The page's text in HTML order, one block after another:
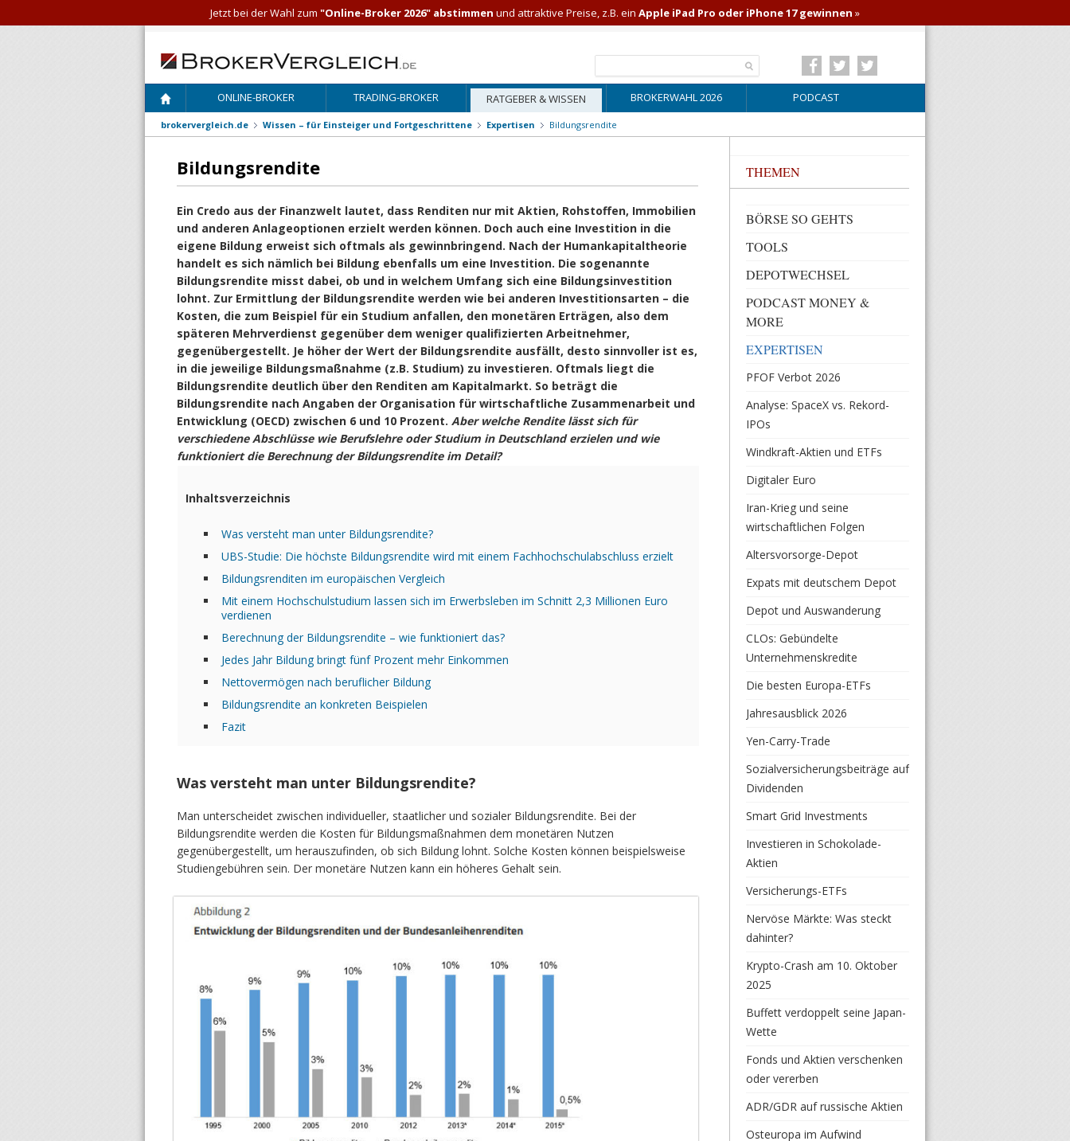
ONLINE-BROKER TRADING-BROKER RATGEBER & WISSEN BROKERWAHL 2026 PODCAST
brokervergleich.de Wissen – für Einsteiger und Fortgeschrittene Expertisen Bildungsrendite
THEMEN
BÖRSE SO GEHTS
TOOLS
DEPOTWECHSEL
PODCAST MONEY &
MORE
EXPERTISEN
PFOF Verbot 2026
Analyse: SpaceX vs. Rekord-
IPOs
Windkraft-Aktien und ETFs
Digitaler Euro
Iran-Krieg und seine
wirtschaftlichen Folgen
Altersvorsorge-Depot
Expats mit deutschem Depot
Depot und Auswanderung
CLOs: Gebündelte
Unternehmenskredite
Die besten Europa-ETFs
Jahresausblick 2026
Yen-Carry-Trade
Sozialversicherungsbeiträge auf
Dividenden
Smart Grid Investments
Investieren in Schokolade-
Aktien
Versicherungs-ETFs
Nervöse Märkte: Was steckt
dahinter?
Krypto-Crash am 10. Oktober
2025
Buffett verdoppelt seine Japan-
Wette
Fonds und Aktien verschenken
oder vererben
ADR/GDR auf russische Aktien
Osteuropa im Aufwind
Bildungsrendite
Ein Credo aus der Finanzwelt lautet, dass Renditen nur mit Aktien, Rohstoffen, Immobilien
und anderen Anlageoptionen erzielt werden können. Doch auch eine Investition in die
eigene Bildung erweist sich oftmals als gewinnbringend. Nach der Humankapitaltheorie
handelt es sich nämlich bei Bildung ebenfalls um eine Investition. Die sogenannte
Bildungsrendite misst dabei, ob und in welchem Umfang sich eine Bildungsinvestition
lohnt. Zur Ermittlung der Bildungsrendite werden wie bei anderen Investitionsarten – die
Kosten, die zum Beispiel für ein Studium anfallen, den monetären Erträgen, also dem
späteren Mehrverdienst gegenüber dem weniger qualifizierten Arbeitnehmer,
gegenübergestellt. Je höher der Wert der Bildungsrendite ausfällt, desto sinnvoller ist es,
in die jeweilige Bildungsmaßnahme (z.B. Studium) zu investieren. Oftmals liegt die
Bildungsrendite deutlich über den Renditen am Kapitalmarkt. So beträgt die
Bildungsrendite nach Angaben der Organisation für wirtschaftliche Zusammenarbeit und
Entwicklung (OECD) zwischen 6 und 10 Prozent. Aber welche Rendite lässt sich für
verschiedene Abschlüsse wie Berufslehre oder Studium in Deutschland erzielen und wie
funktioniert die Berechnung der Bildungsrendite im Detail?
Inhaltsverzeichnis
Was versteht man unter Bildungsrendite?
UBS-Studie: Die höchste Bildungsrendite wird mit einem Fachhochschulabschluss erzielt
Bildungsrenditen im europäischen Vergleich
Mit einem Hochschulstudium lassen sich im Erwerbsleben im Schnitt 2,3 Millionen Euro
verdienen
Berechnung der Bildungsrendite – wie funktioniert das?
Jedes Jahr Bildung bringt fünf Prozent mehr Einkommen
Nettovermögen nach beruflicher Bildung
Bildungsrendite an konkreten Beispielen
Fazit
Was versteht man unter Bildungsrendite?
Man unterscheidet zwischen individueller, staatlicher und sozialer Bildungsrendite. Bei der
Bildungsrendite werden die Kosten für Bildungsmaßnahmen dem monetären Nutzen
gegenübergestellt, um herauszufinden, ob sich Bildung lohnt. Solche Kosten können beispielsweise
Studiengebühren sein. Der monetäre Nutzen kann ein höheres Gehalt sein.
Jetzt bei der Wahl zum "Online-Broker 2026" abstimmen und attraktive Preise, z.B. ein Apple iPad Pro oder iPhone 17 gewinnen »